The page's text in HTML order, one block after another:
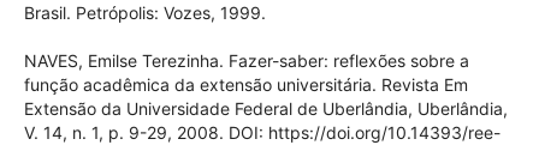
Brasil. Petrópolis: Vozes, 1999.
NAVES, Emilse Terezinha. Fazer-saber: reflexões sobre a
função acadêmica da extensão universitária. Revista Em
Extensão da Universidade Federal de Uberlândia, Uberlândia,
V. 14, n. 1, p. 9-29, 2008. DOI: https://doi.org/10.14393/ree-